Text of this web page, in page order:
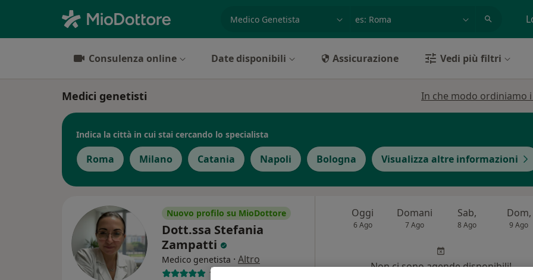
Consulenza online Date disponibili Assicurazione Vedi più filtri
Medici genetisti In che modo ordiniamo
Indica la città in cui stai cercando lo specialista
Roma Milano Catania Napoli Bologna Visualizza altre informazioni
Nuovo profilo su MioDottore
Dott.ssa Stefania
Zampatti
Medico genetista · Altro
1 recensione
Oggi
6 Ago
Domani
7 Ago
Sab,
8 Ago
Dom,
9 Ago
Non ci sono agende disponibili!